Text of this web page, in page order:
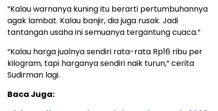
“Kalau warnanya kuning itu berarti pertumbuhannya
agak lambat. Kalau banjir, dia juga rusak. Jadi
tantangan usaha ini semuanya tergantung cuaca.”
“Kalau harga jualnya sendiri rata-rata Rp16 ribu per
kilogram, tapi harganya sendiri naik turun,” cerita
Sudirman lagi.
Baca Juga: